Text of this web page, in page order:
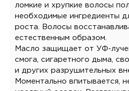
ломкие и хрупкие волосы
необходимые ингредиенты
роста. Волосы
естественным образом.
Масло защищает от УФ-
смога, сигаретного дыма,
и других разрушительных
Моментально впитывается,